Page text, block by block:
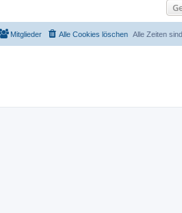
Alle Zeiten sind
Alle Cookies löschen
Mitglieder